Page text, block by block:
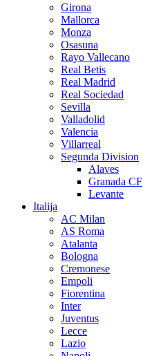
Girona
Mallorca
Monza
Osasuna
Rayo Vallecano
Real Betis
Real Madrid
Real Sociedad
Sevilla
Valladolid
Valencia
Villarreal
Segunda Division
Alaves
Granada CF
Levante
Italija
AC Milan
AS Roma
Atalanta
Bologna
Cremonese
Empoli
Fiorentina
Inter
Juventus
Lecce
Lazio